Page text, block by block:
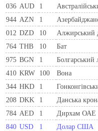
036 AUD 1
944 AZN 1
012 DZD 10 Алжирський
764 THB 10 Бат
975 BGN 1 Болгарський
410 KRW 100 Вона
344 HKD 1
208 DKK 1 Данська
784 AED 1 Дирхам ОАЕ
840 USD 1 Долар США